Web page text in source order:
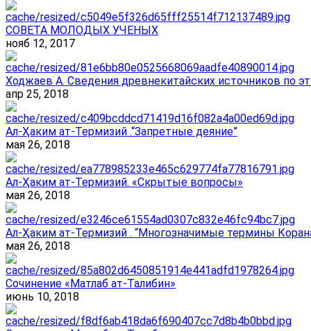
СОВЕТА МОЛОДЫХ УЧЕНЫХ
нояб 12, 2017
Ходжаев А. Сведения древнекитайских источников по
апр 25, 2018
Ал-Ҳаким ат-Термизий .“Запретные деяние”
мая 26, 2018
Ал-Ҳаким ат-Термизий. «Скрытые вопросы»
мая 26, 2018
Ал-Ҳаким ат-Термизий . “Многозначимые термины
мая 26, 2018
Сочинение «Матлаб ат-Талибин»
июнь 10, 2018